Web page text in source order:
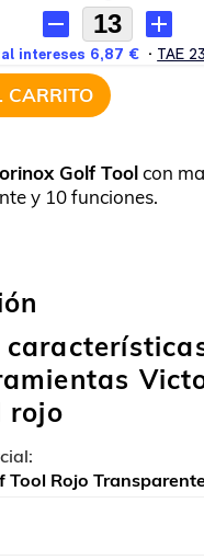
Golf Toolcon
y 10 funciones.
rojo
Tool Rojo